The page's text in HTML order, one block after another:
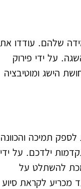
שלהם. עודדו את
על ידי פירוק
הישג ומוטיבציה
תמיכה והכוונה
ילדכם. על ידי
להשתלט על
מכריע לקראת סיוע